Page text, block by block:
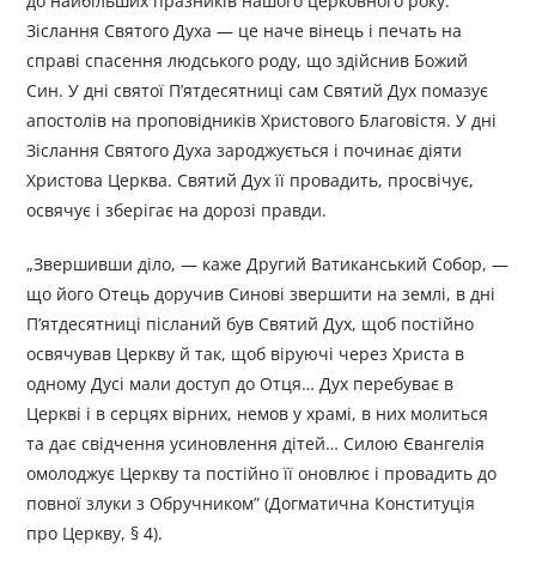
Зіслання Святого Духа — це наче вінець і печать на
справі спасення людського роду, що здійснив Божий
Син. У дні святої П’ятдесятниці сам Святий Дух помазує
апостолів на проповідників Христового Благовістя. У дні
Зіслання Святого Духа зароджується і починає діяти
Христова Церква. Святий Дух її провадить, просвічує,
освячує і зберігає на дорозі правди.
„Звершивши діло, — каже Другий Ватиканський Собор, —
що його Отець доручив Синові звершити на землі, в дні
П’ятдесятниці післаний був Святий Дух, щоб постійно
освячував Церкву й так, щоб віруючі через Христа в
одному Дусі мали доступ до Отця… Дух перебуває в
Церкві і в серцях вірних, немов у храмі, в них молиться
та дає свідчення усиновлення дітей… Силою Євангелія
омолоджує Церкву та постійно її оновлює і провадить до
повної злуки з Обручником” (Догматична Конституція
про Церкву, § 4).